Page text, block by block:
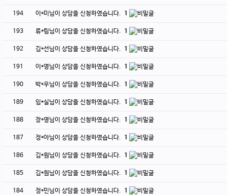
194 이*미님이 상담을 신청하였습니다. 1
193 류*림님이 상담을 신청하였습니다. 1
192 김*선님이 상담을 신청하였습니다. 1
191 이*영님이 상담을 신청하였습니다. 1
190 박*우님이 상담을 신청하였습니다. 1
189 임*실님이 상담을 신청하였습니다. 1
188 장*영님이 상담을 신청하였습니다. 1
187 정*아님이 상담을 신청하였습니다. 1
186 김*원님이 상담을 신청하였습니다. 1
185 김*원님이 상담을 신청하였습니다. 1
184 정*민님이 상담을 신청하였습니다. 1